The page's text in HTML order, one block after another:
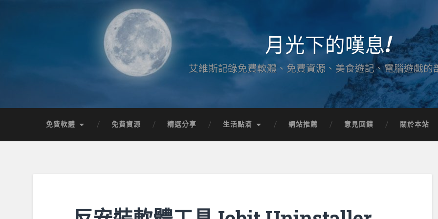
月光下的嘆息!
艾維斯記錄免費軟體、免費資源、美食遊記、電腦遊戲的
免費軟體 免費資源 精選分享 生活點滴 網站推薦 意見回饋 關於本站